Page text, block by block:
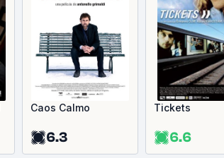
Caos Calmo
6.3
Tickets
6.6